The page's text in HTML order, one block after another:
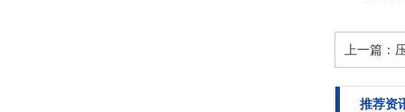
上一篇：
推荐资